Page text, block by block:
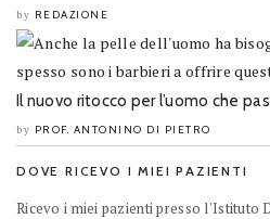
by REDAZIONE
Il nuovo ritocco per l’uomo che
by PROF. ANTONINO DI PIETRO
DOVE RICEVO I MIEI PAZIENTI
Ricevo i miei pazienti presso l'Istituto